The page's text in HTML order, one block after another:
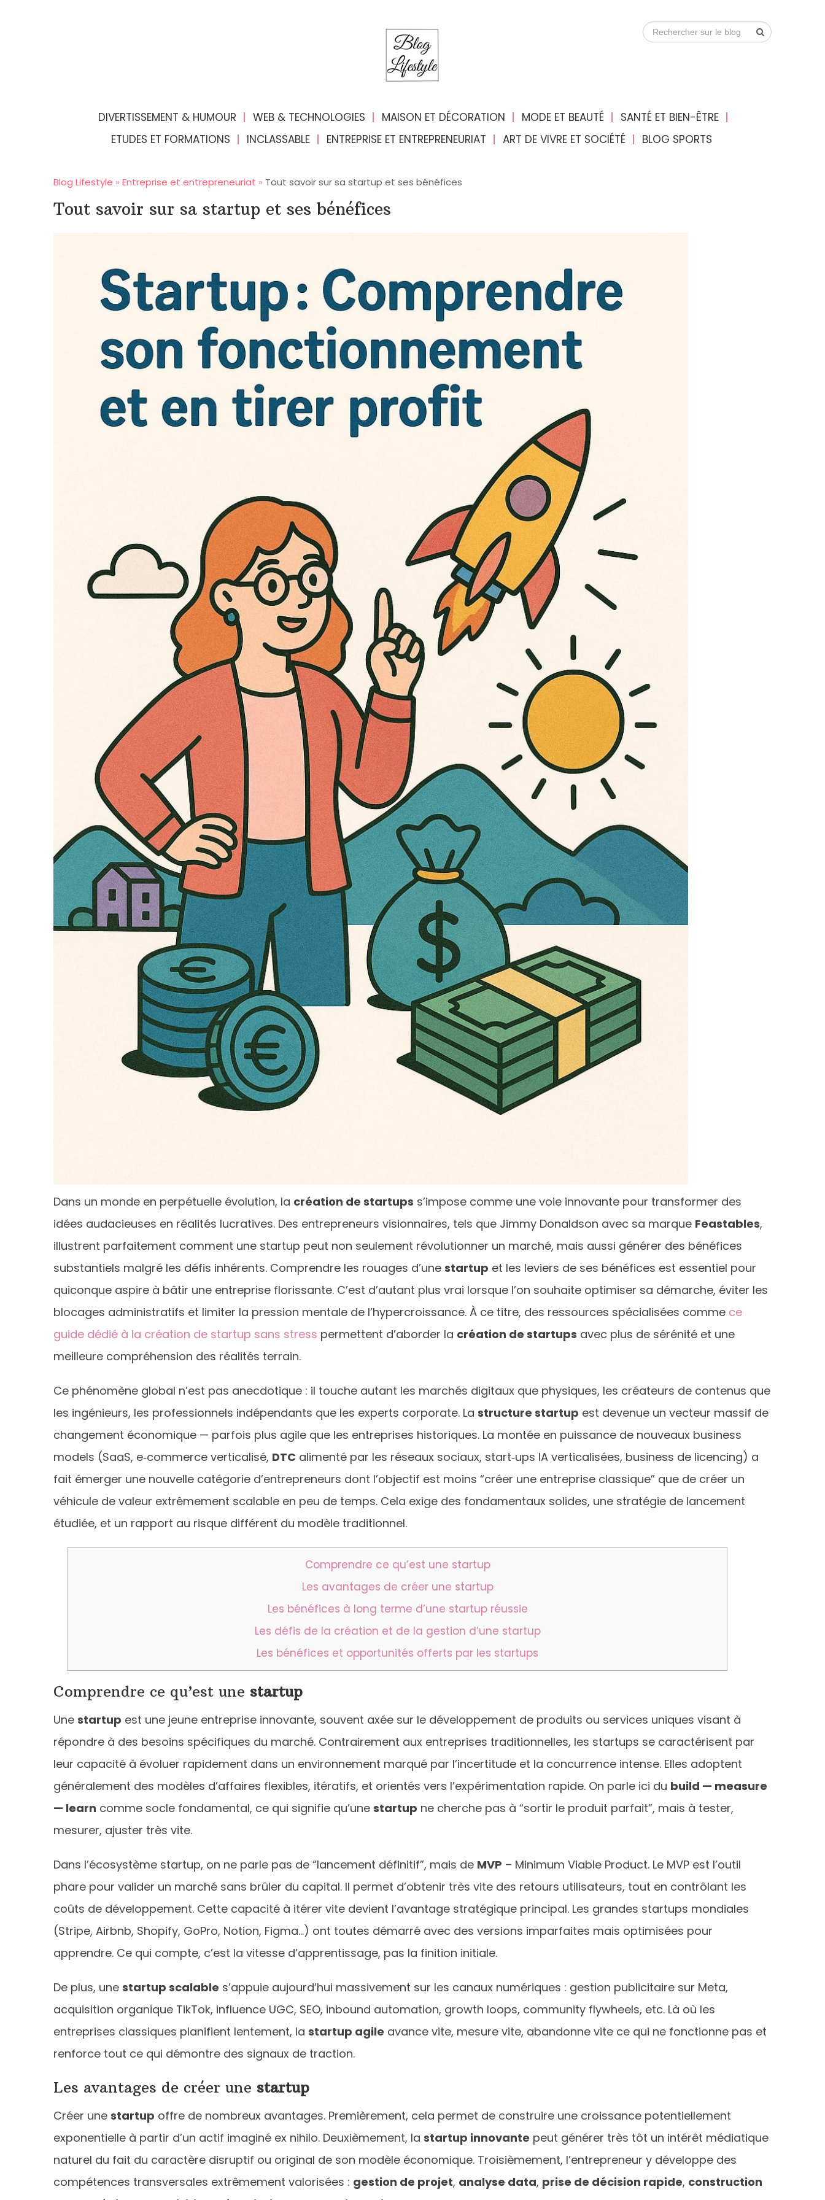
DIVERTISSEMENT & HUMOUR WEB & TECHNOLOGIES MAISON ET DÉCORATION MODE ET BEAUTÉ
SANTÉ ET BIEN-ÊTRE
ETUDES ET FORMATIONS
INCLASSABLE ENTREPRISE ET ENTREPRENEURIAT ART DE VIVRE ET SOCIÉTÉ BLOG SPORTS
Blog Lifestyle » Entreprise et entrepreneuriat » Tout savoir sur sa startup et ses bénéfices
Tout savoir sur sa startup et ses bénéfices
Dans un monde en perpétuelle évolution, la création de startups s’impose comme une voie innovante pour transformer des
idées audacieuses en réalités lucratives. Des entrepreneurs visionnaires, tels que Jimmy Donaldson avec sa marque Feastables,
illustrent parfaitement comment une startup peut non seulement révolutionner un marché, mais aussi générer des bénéfices
substantiels malgré les défis inhérents. Comprendre les rouages d’une startup et les leviers de ses bénéfices est essentiel pour
quiconque aspire à bâtir une entreprise florissante. C’est d’autant plus vrai lorsque l’on souhaite optimiser sa démarche, éviter les
blocages administratifs et limiter la pression mentale de l’hypercroissance. À ce titre, des ressources spécialisées comme ce
guide dédié à la création de startup sans stress permettent d’aborder la création de startups avec plus de sérénité et une
meilleure compréhension des réalités terrain.
Ce phénomène global n’est pas anecdotique : il touche autant les marchés digitaux que physiques, les créateurs de contenus que
les ingénieurs, les professionnels indépendants que les experts corporate. La structure startup est devenue un vecteur massif de
changement économique — parfois plus agile que les entreprises historiques. La montée en puissance de nouveaux business
models (SaaS, e‑commerce verticalisé, DTC alimenté par les réseaux sociaux, start‑ups IA verticalisées, business de licencing) a
fait émerger une nouvelle catégorie d’entrepreneurs dont l’objectif est moins “créer une entreprise classique” que de créer un
véhicule de valeur extrêmement scalable en peu de temps. Cela exige des fondamentaux solides, une stratégie de lancement
étudiée, et un rapport au risque différent du modèle traditionnel.
Comprendre ce qu’est une startup
Les avantages de créer une startup
Les bénéfices à long terme d’une startup réussie
Les défis de la création et de la gestion d’une startup
Les bénéfices et opportunités offerts par les startups
Comprendre ce qu’est une startup
Une startup est une jeune entreprise innovante, souvent axée sur le développement de produits ou services uniques visant à
répondre à des besoins spécifiques du marché. Contrairement aux entreprises traditionnelles, les startups se caractérisent par
leur capacité à évoluer rapidement dans un environnement marqué par l’incertitude et la concurrence intense. Elles adoptent
généralement des modèles d’affaires flexibles, itératifs, et orientés vers l’expérimentation rapide. On parle ici du build — measure
— learn comme socle fondamental, ce qui signifie qu’une startup ne cherche pas à “sortir le produit parfait”, mais à tester,
mesurer, ajuster très vite.
Dans l’écosystème startup, on ne parle pas de “lancement définitif”, mais de MVP – Minimum Viable Product. Le MVP est l’outil
phare pour valider un marché sans brûler du capital. Il permet d’obtenir très vite des retours utilisateurs, tout en contrôlant les
coûts de développement. Cette capacité à itérer vite devient l’avantage stratégique principal. Les grandes startups mondiales
(Stripe, Airbnb, Shopify, GoPro, Notion, Figma…) ont toutes démarré avec des versions imparfaites mais optimisées pour
apprendre. Ce qui compte, c’est la vitesse d’apprentissage, pas la finition initiale.
De plus, une startup scalable s’appuie aujourd’hui massivement sur les canaux numériques : gestion publicitaire sur Meta,
acquisition organique TikTok, influence UGC, SEO, inbound automation, growth loops, community flywheels, etc. Là où les
entreprises classiques planifient lentement, la startup agile avance vite, mesure vite, abandonne vite ce qui ne fonctionne pas et
renforce tout ce qui démontre des signaux de traction.
Les avantages de créer une startup
Créer une startup offre de nombreux avantages. Premièrement, cela permet de construire une croissance potentiellement
exponentielle à partir d’un actif imaginé ex nihilo. Deuxièmement, la startup innovante peut générer très tôt un intérêt médiatique
naturel du fait du caractère disruptif ou original de son modèle économique. Troisièmement, l’entrepreneur y développe des
compétences transversales extrêmement valorisées : gestion de projet, analyse data, prise de décision rapide, construction